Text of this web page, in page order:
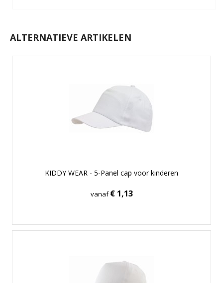
ALTERNATIEVE ARTIKELEN
KIDDY WEAR - 5-Panel cap voor kinderen
vanaf€ 1,13